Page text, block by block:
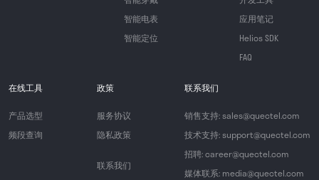
智能电表
智能定位
应用笔记
Helios SDK
FAQ
在线工具
产品选型
频段查询
政策
服务协议
隐私政策
联系我们
联系我们
销售支持: sales@quectel.com
技术支持: support@quectel.com
招聘: career@quectel.com
媒体联系: media@quectel.com